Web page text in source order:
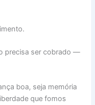
precisa ser cobrado —
boa, seja memória
que fomos